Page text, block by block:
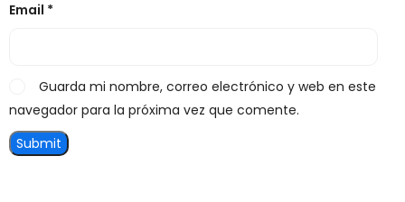
Email *
Guarda mi nombre, correo electrónico y web en este
navegador para la próxima vez que comente.